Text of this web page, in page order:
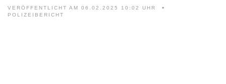
VERÖFFENTLICHT AM 06.02.2025 10:02 UHR
POLIZEIBERICHT